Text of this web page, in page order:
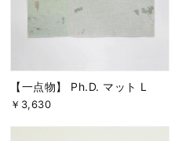
【一点物】 Ph.D. マット L
￥3,630